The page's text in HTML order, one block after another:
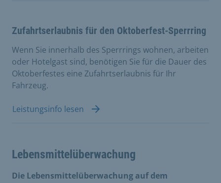
Zufahrtserlaubnis für den Oktoberfest-Sperrring
Wenn Sie innerhalb des Sperrrings wohnen, arbeiten
oder Hotelgast sind, benötigen Sie für die Dauer des
Oktoberfestes eine Zufahrtserlaubnis für Ihr
Fahrzeug.
Leistungsinfo lesen
Lebensmittelüberwachung
Die Lebensmittelüberwachung auf dem